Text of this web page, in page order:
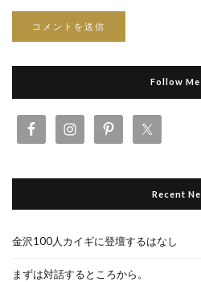
Follow
Recent
金沢100人カイギに登壇するはなし
まずは対話するところから。